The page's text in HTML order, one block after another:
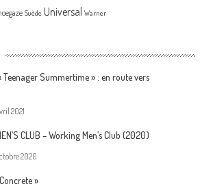
Suède Universal Warner
Teenager Summertime » : en route vers
2021
CLUB – Working Men’s Club (2020)
2020
»